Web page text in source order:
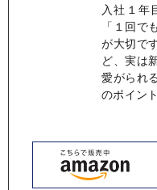
入社１年
「１回で
が大切で
ど、実は
愛がられ
のポイン